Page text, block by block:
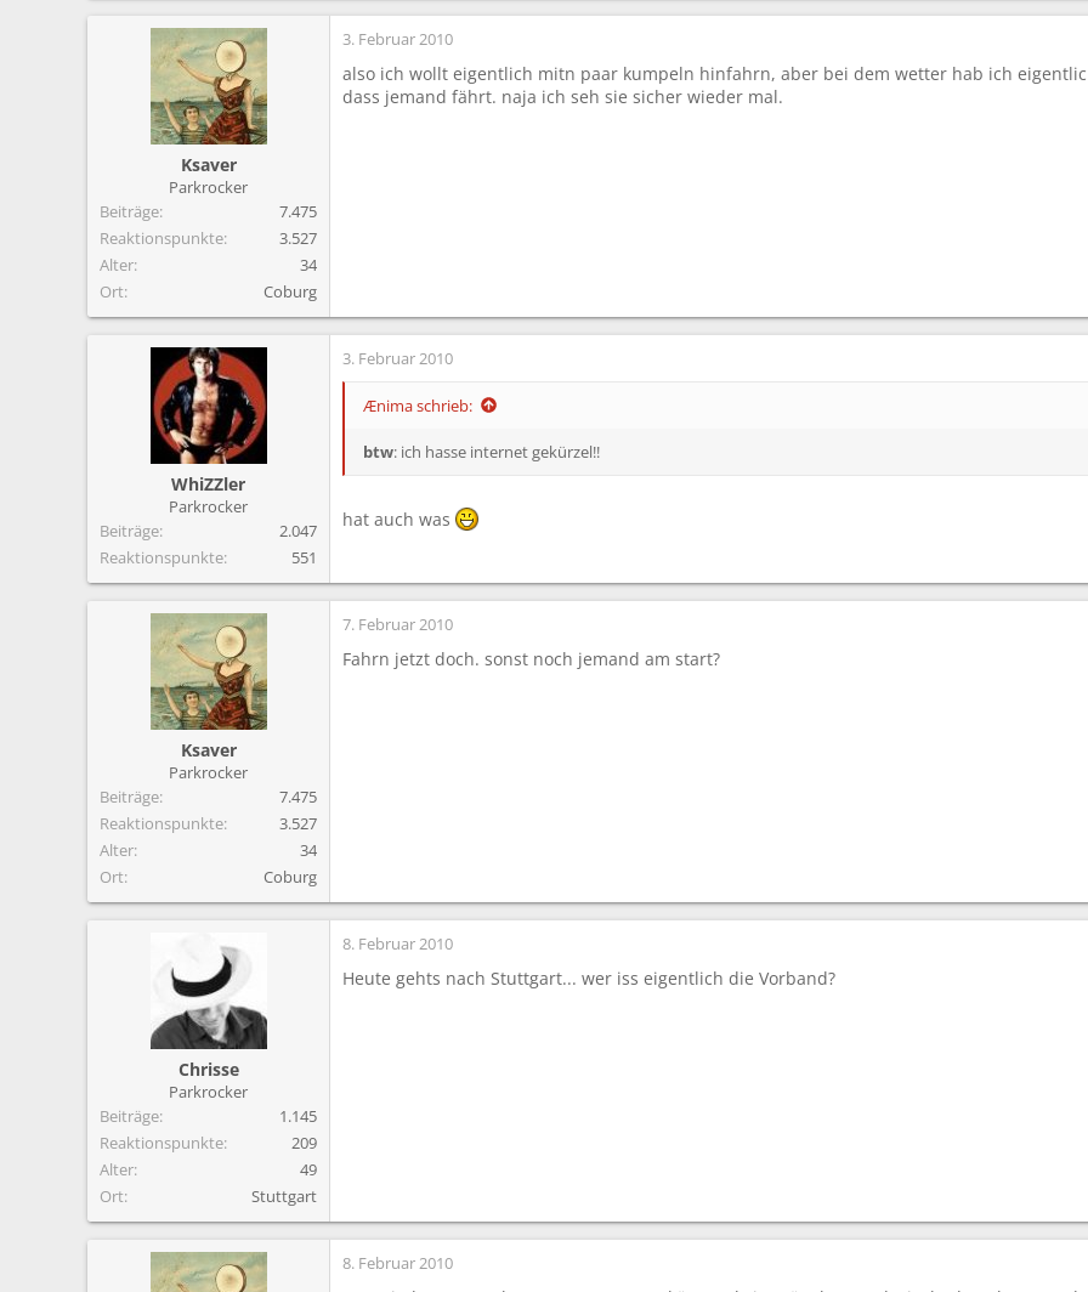
Ksaver
Parkrocker
Beiträge
7.475
Reaktionspunkte
3.527
Alter
34
Ort
Coburg
3. Februar 2010
also ich wollt eigentlich mitn paar kumpeln hinfahrn, aber bei dem wetter hab ich
dass jemand fährt. naja ich seh sie sicher wieder mal.
WhiZZler
Parkrocker
Beiträge
2.047
Reaktionspunkte
551
3. Februar 2010
Ænima schrieb:
btw: ich hasse internet gekürzel!!
hat auch was
Ksaver
Parkrocker
Beiträge
7.475
Reaktionspunkte
3.527
Alter
34
Ort
Coburg
7. Februar 2010
Fahrn jetzt doch. sonst noch jemand am start?
Chrisse
Parkrocker
Beiträge
1.145
Reaktionspunkte
209
Alter
49
Ort
Stuttgart
8. Februar 2010
Heute gehts nach Stuttgart... wer iss eigentlich die Vorband?
8. Februar 2010